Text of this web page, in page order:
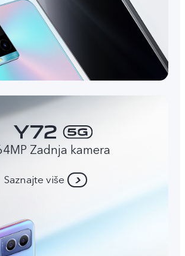
Zadnja kamera
Saznajte više